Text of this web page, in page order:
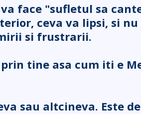
face "sufletul sa
ceva va lipsi, si
si frustrarii.
tine asa cum iti e
sau altcineva. Este